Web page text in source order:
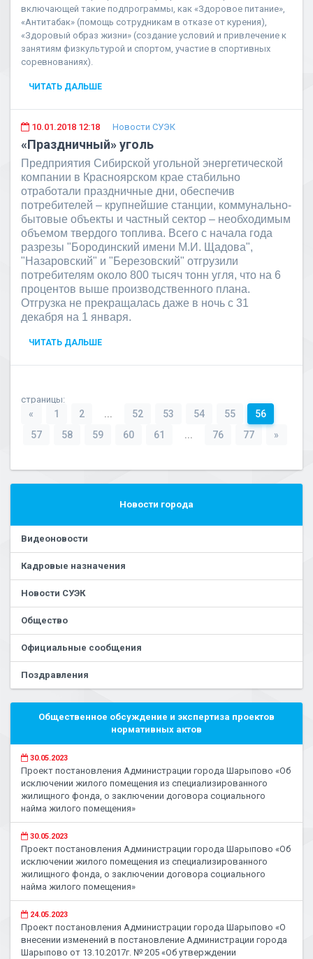
включающей такие подпрограммы, как «Здоровое питание»,
«Антитабак» (помощь сотрудникам в отказе от курения),
«Здоровый образ жизни» (создание условий и привлечение к
занятиям физкультурой и спортом, участие в спортивных
соревнованиях).
ЧИТАТЬ ДАЛЬШЕ
10.01.2018 12:18 Новости СУЭК
«Праздничный» уголь
Предприятия Сибирской угольной энергетической
компании в Красноярском крае стабильно
отработали праздничные дни, обеспечив
потребителей – крупнейшие станции, коммунально-
бытовые объекты и частный сектор – необходимым
объемом твердого топлива. Всего с начала года
разрезы "Бородинский имени М.И. Щадова",
"Назаровский" и "Березовский" отгрузили
потребителям около 800 тысяч тонн угля, что на 6
процентов выше производственного плана.
Отгрузка не прекращалась даже в ночь с 31
декабря на 1 января.
ЧИТАТЬ ДАЛЬШЕ
страницы:
« 1 2 ... 52 53 54 55
56
57
58 59 60 61 ... 76 77 »
Новости города
Видеоновости
Кадровые назначения
Новости СУЭК
Общество
Официальные сообщения
Поздравления
Общественное обсуждение и экспертиза проектов
нормативных актов
30.05.2023
Проект постановления Администрации города Шарыпово «Об
исключении жилого помещения из специализированного
жилищного фонда, о заключении договора социального
найма жилого помещения»
30.05.2023
Проект постановления Администрации города Шарыпово «Об
исключении жилого помещения из специализированного
жилищного фонда, о заключении договора социального
найма жилого помещения»
24.05.2023
Проект постановления Администрации города Шарыпово «О
внесении изменений в постановление Администрации города
Шарыпово от 13.10.2017г. № 205 «Об утверждении